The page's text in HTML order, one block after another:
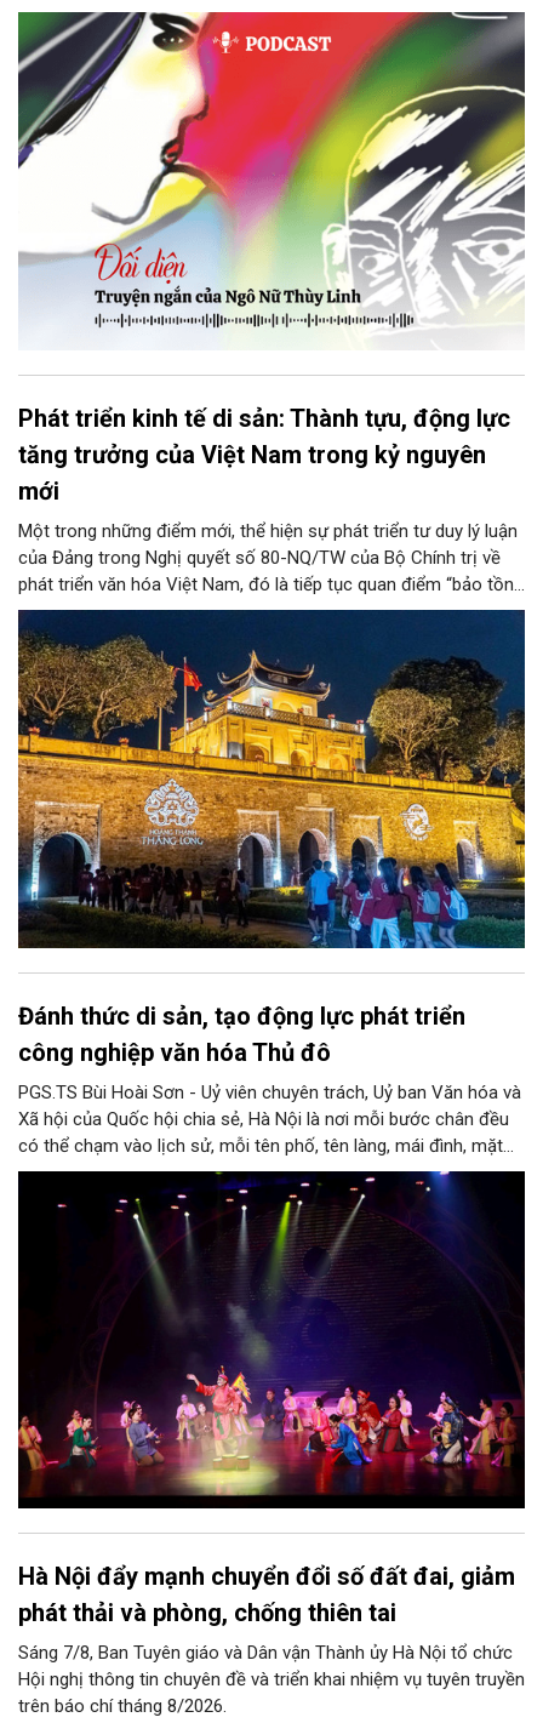
thì tiếp tục nhé! Chú Minh cầm tập bài viết đưa lại cho Thy. Cô
ngại ngùng đỡ lấy. Đây là lần thứ ba, loạt bài phóng sự của mình
bị Tổng biên tập kêu lên để trả lại...
Phát triển kinh tế di sản: Thành tựu, động lực
tăng trưởng của Việt Nam trong kỷ nguyên
mới
Một trong những điểm mới, thể hiện sự phát triển tư duy lý luận
của Đảng trong Nghị quyết số 80-NQ/TW của Bộ Chính trị về
phát triển văn hóa Việt Nam, đó là tiếp tục quan điểm “bảo tồn
và phát huy giá trị di sản văn hóa gắn kết với phát triển kinh tế -
xã hội và du lịch”; đồng thời, nâng lên một tầm cao mới: “phát
triển kinh tế di sản”.
Đánh thức di sản, tạo động lực phát triển
công nghiệp văn hóa Thủ đô
PGS.TS Bùi Hoài Sơn - Uỷ viên chuyên trách, Uỷ ban Văn hóa và
Xã hội của Quốc hội chia sẻ, Hà Nội là nơi mỗi bước chân đều
có thể chạm vào lịch sử, mỗi tên phố, tên làng, mái đình, mặt
hồ, nếp nhà, câu hát, món ăn, làn điệu, nghề thủ công đều có
thể kể một câu chuyện về chiều sâu văn hiến của dân tộc.
Nhưng trong kỷ nguyên mới, câu hỏi đặt ra không chỉ Hà Nội có
bao nhiêu di sản, bao nhiêu văn nghệ sĩ, trí thức, không gian ký
ức, mà là làm thế nào để những giá trị ấy trở thành nguồn lực
phát triển, thành sức mạnh mềm, thành động lực sáng tạo,
thành năng lực cạnh tranh của Thủ đô.
Hà Nội đẩy mạnh chuyển đổi số đất đai, giảm
phát thải và phòng, chống thiên tai
Sáng 7/8, Ban Tuyên giáo và Dân vận Thành ủy Hà Nội tổ chức
Hội nghị thông tin chuyên đề và triển khai nhiệm vụ tuyên truyền
trên báo chí tháng 8/2026.